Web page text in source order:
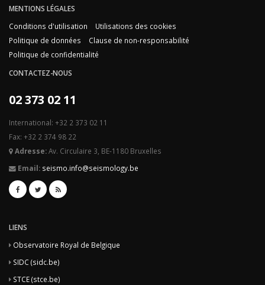
MENTIONS LÉGALES
Conditions d'utilisation
Utilisations des cookies
Politique de données
Clause de non-responsabilité
Politique de confidentialité
CONTACTEZ-NOUS
02 373 02 11
International: +32 2 373 02 11
Fax: +32 2 374 98 22
Adresse:Av. Circulaire 3, BE-1180 Bruxelles
Email: seismo.info@seismology.be
LIENS
Observatoire Royal de Belgique
SIDC (sidc.be)
STCE (stce.be)